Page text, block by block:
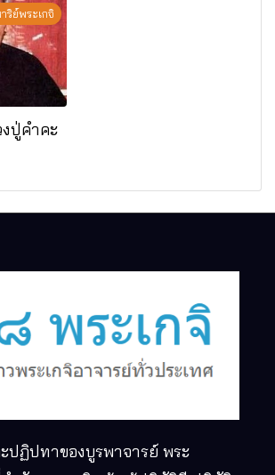
ม่ริม
ริย์พระเกจิ
ปู่คำคะ
ปฏิปทาของบูรพาจารย์ พระ